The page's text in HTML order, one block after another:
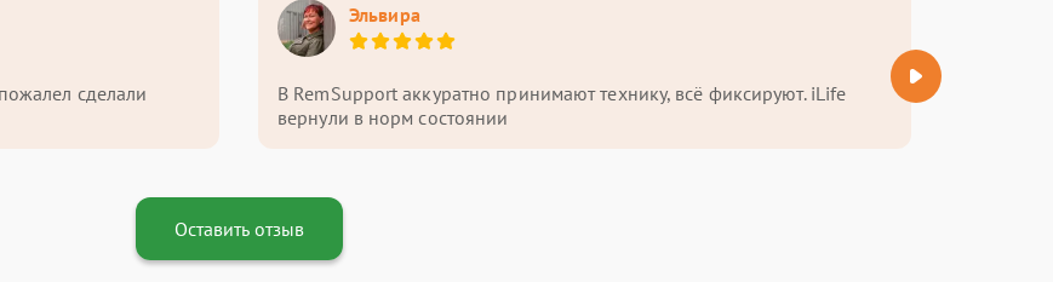
сделали
Эльвира
В RemSupport аккуратно принимают технику, всё фиксируют. iLife
вернули в норм состоянии
Оставить отзыв